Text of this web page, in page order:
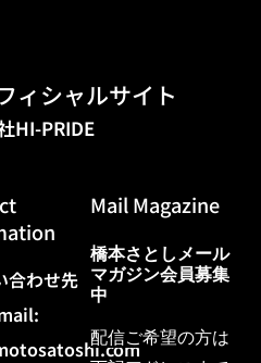
ィシャルサイト
HI-PRIDE
合わせ先
Mail Magazine
橋本さとしメール
マガジン会員募集
中
配信ご希望の方は